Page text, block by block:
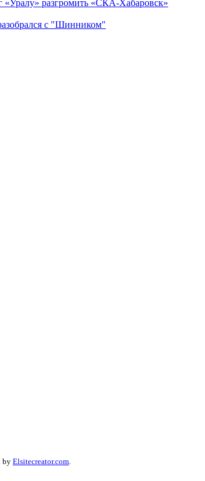
разгромить «СКА-Хабаровск»
с "Шинником"
by Elsitecreator.com.